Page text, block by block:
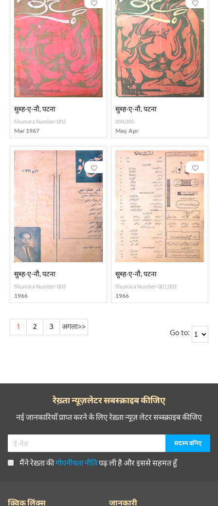
सुब्ह-ए-नौ, पटना
Shumara Number-003
Mar 1967
सुब्ह-ए-नौ, पटना
004,005
May, Apr
सुब्ह-ए-नौ, पटना
Shumara Number-003
1966
सुब्ह-ए-नौ, पटना
Shumara Number-001,002
1966
1 2 3 अगला>>
Go to:
रेख़्ता न्यूज़लेटर सबस्क्राइब कीजिए
नई जानकारियाँ प्राप्त करने के लिए रेख़्ता न्यूज़ लेटर सब्स्क्राइब कीजिए
मैंने रेख़्ता कीगोपनीयता नीतिपढ़ ली है और इससे सहमत हूँ
क्विक लिंक्स जानकारी